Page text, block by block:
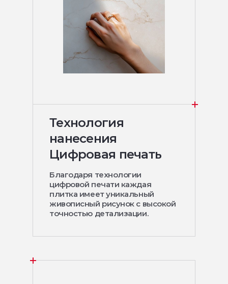
Технология
нанесения
Цифровая печать
Благодаря технологии
цифровой печати каждая
плитка имеет уникальный
живописный рисунок с высокой
точностью детализации.